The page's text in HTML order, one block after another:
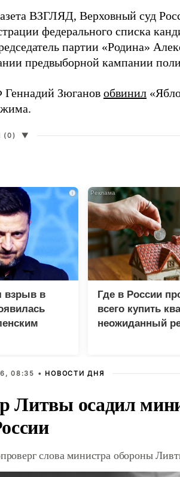
ВЗГЛЯД, Верховный суд
федерального списка
партии «Родина»
предвыборной кампании
Зюганов обвинил
(0) ▼
i
взрыв в
Где в России
всего купить
неожиданный
08:35 • НОВОСТИ ДНЯ
Литвы осадил
слова министра обороны